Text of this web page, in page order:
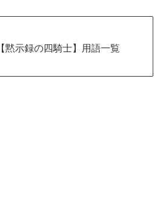
【黙示録の四騎士】用語一覧